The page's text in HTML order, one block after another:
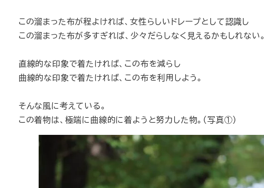
この溜まった布が程よければ、女性らしいドレープとして認識し
この溜まった布が多すぎれば、少々だらしなく見えるかもしれない。
直線的な印象で着たければ、この布を減らし
曲線的な印象で着たければ、この布を利用しよう。
そんな風に考えている。
この着物は、極端に曲線的に着ようと努力した物。（写真①）